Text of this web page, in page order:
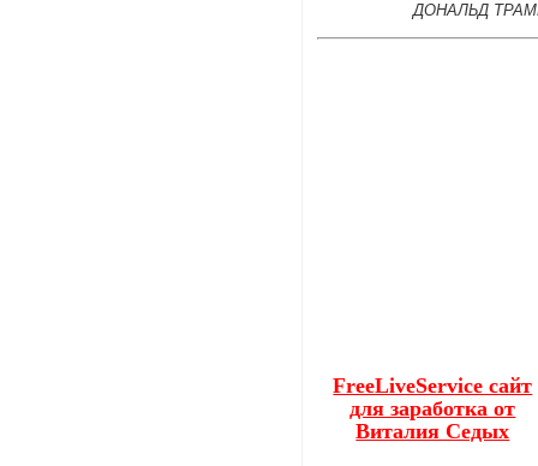
ДОНАЛЬД
FreeLiveService сайт
для заработка от
Виталия Седых